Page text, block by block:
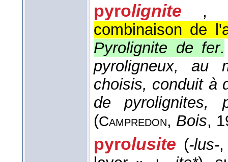
pyrolignite
,
combinaison de
Pyrolignite de fer.
pyroligneux, au
choisis, conduit à
de pyrolignites,
(Campredon, Bois,
pyrolusite (-lus-